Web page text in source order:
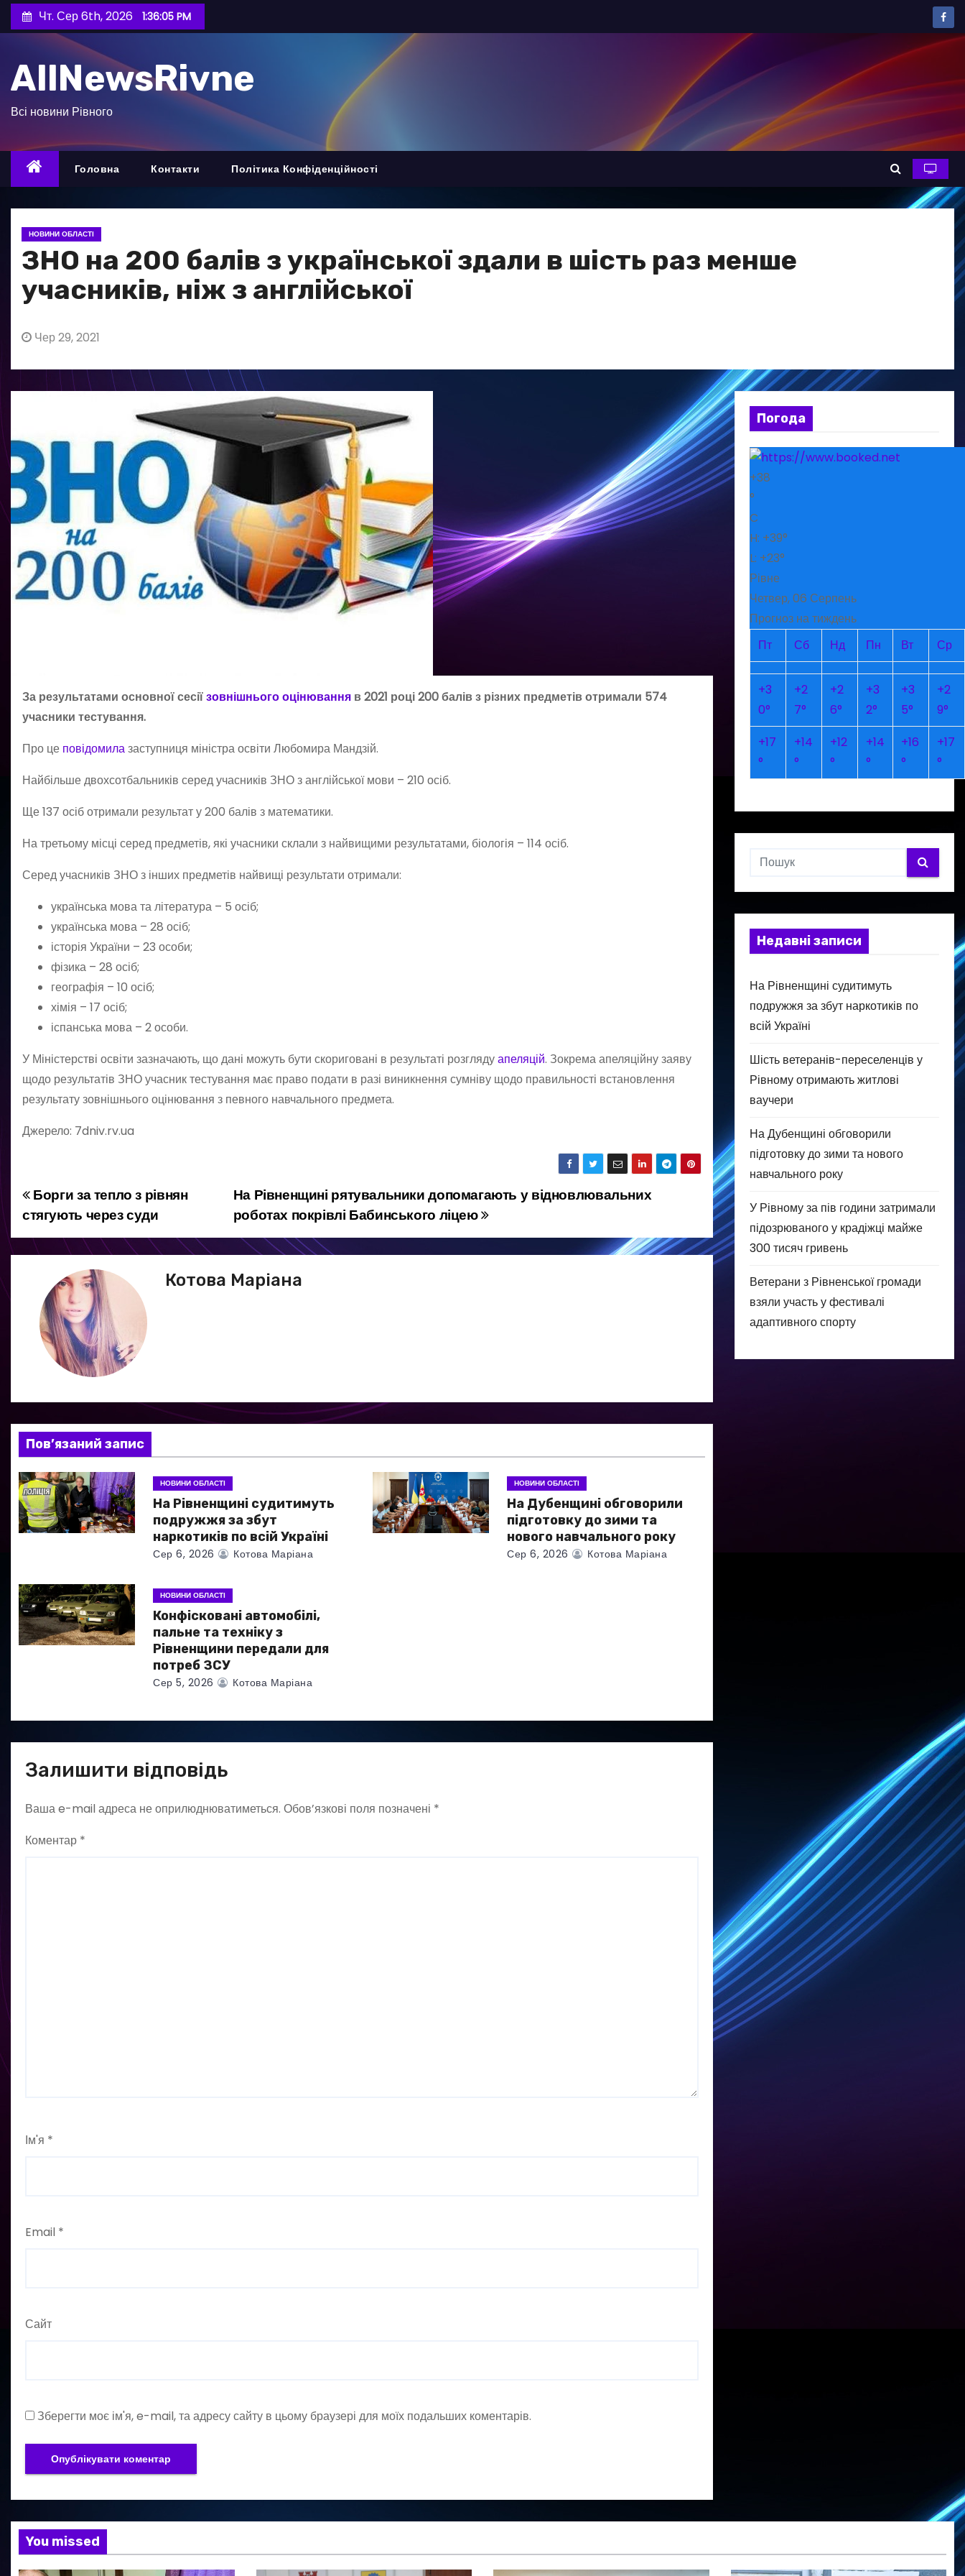
е
д
Чт. Сер 6th, 2026 1:36:06 PM
AllNewsRivne
Всі новини Рівного
Головна Контакти Політика Конфіденційності
НОВИНИ ОБЛАСТІ
ЗНО на 200 балів з української здали в шість раз менше
учасників, ніж з англійської
Чер 29, 2021
За результатами основної сесіїзовнішнього оцінювання в 2021 році 200 балів з різних предметів отримали 574
учасники тестування.
Про це повідомилазаступниця міністра освіти Любомира Мандзій.
Найбільше двохсотбальників серед учасників ЗНО з англійської мови – 210 осіб.
Ще 137 осіб отримали результат у 200 балів з математики.
На третьому місці серед предметів, які учасники склали з найвищими результатами, біологія – 114 осіб.
Серед учасників ЗНО з інших предметів найвищі результати отримали:
українська мова та література – 5 осіб;
українська мова – 28 осіб;
історія України – 23 особи;
фізика – 28 осіб;
географія – 10 осіб;
хімія – 17 осіб;
іспанська мова – 2 особи.
У Міністерстві освіти зазначають, що дані можуть бути скориговані в результаті розглядуапеляцій. Зокрема апеляційну заяву
щодо результатів ЗНО учасник тестування має право подати в разі виникнення сумніву щодо правильності встановлення
результату зовнішнього оцінювання з певного навчального предмета.
Джерело: 7dniv.rv.ua
Н
а
в
і
я
з
а
п
с
і
в
На Рівненщині рятувальники допомагають у відновлювальних
роботах покрівлі Бабинського ліцею
Борги за тепло з рівнян
стягують через суди
Котова Маріана
Пов’язаний запис
НОВИНИ ОБЛАСТІ
На Рівненщині судитимуть
подружжя за збут
наркотиків по всій Україні
Сер 6, 2026 Котова Маріана
НОВИНИ ОБЛАСТІ
На Дубенщині обговорили
підготовку до зими та
нового навчального року
Сер 6, 2026 Котова Маріана
НОВИНИ ОБЛАСТІ
Конфісковані автомобілі,
пальне та техніку з
Рівненщини передали для
потреб ЗСУ
Сер 5, 2026 Котова Маріана
Залишити відповідь
Ваша e-mail адреса не оприлюднюватиметься. Обов’язкові поля позначені *
Коментар *
Ім'я *
Email *
Сайт
Зберегти моє ім'я, e-mail, та адресу сайту в цьому браузері для моїх подальших коментарів.
Погода
+38
°
C
H: +39°
L: +23°
Рівне
Четвер, 06 Серпень
Прогноз на тиждень
Пт
Сб Нд Пн Вт Ср
+3
0°
+2
7°
+2
6°
+3
2°
+3
5°
+2
9°
+17
°
+14
°
+12
°
+14
°
+16
°
+17
°
Недавні записи
На Рівненщині судитимуть
подружжя за збут наркотиків по
всій Україні
Шість ветеранів-переселенців у
Рівному отримають житлові
ваучери
На Дубенщині обговорили
підготовку до зими та нового
навчального року
У Рівному за пів години затримали
підозрюваного у крадіжці майже
300 тисяч гривень
Ветерани з Рівненської громади
взяли участь у фестивалі
адаптивного спорту
You missed